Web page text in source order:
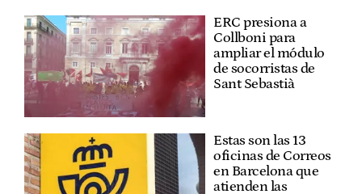
ERC presiona a
Collboni para
ampliar el módulo
de socorristas de
Sant Sebastià
Estas son las 13
oficinas de Correos
en Barcelona que
atienden las